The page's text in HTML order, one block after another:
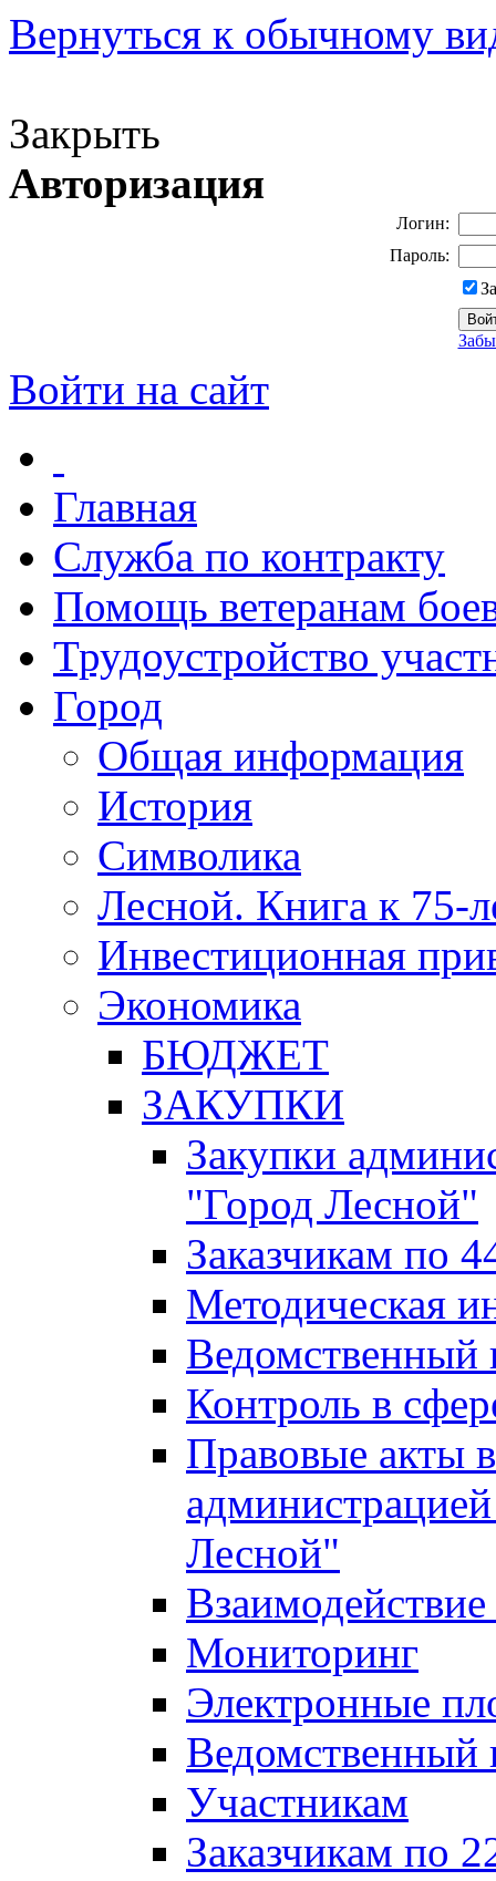
Вернуться к обычному
Закрыть
Авторизация
Логин:
Пароль:
Войти на сайт
Главная
Служба по контракту
Помощь ветеранам
Трудоустройство
Город
Общая информация
История
Символика
Лесной. Книга к 75-
Инвестиционная
Экономика
БЮДЖЕТ
ЗАКУПКИ
Закупки
"Город Лесной"
Заказчикам по
Методическая
Ведомственный
Контроль в
Правовые акты
Лесной"
Мониторинг
Электронные
Ведомственный
Участникам
Заказчикам по